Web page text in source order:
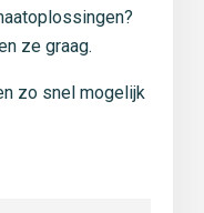
ze graag.
zo snel mogelijk